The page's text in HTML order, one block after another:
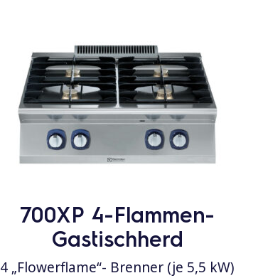
700XP 4-Flammen-
Gastischherd
4 „Flowerflame“- Brenner (je 5,5 kW)